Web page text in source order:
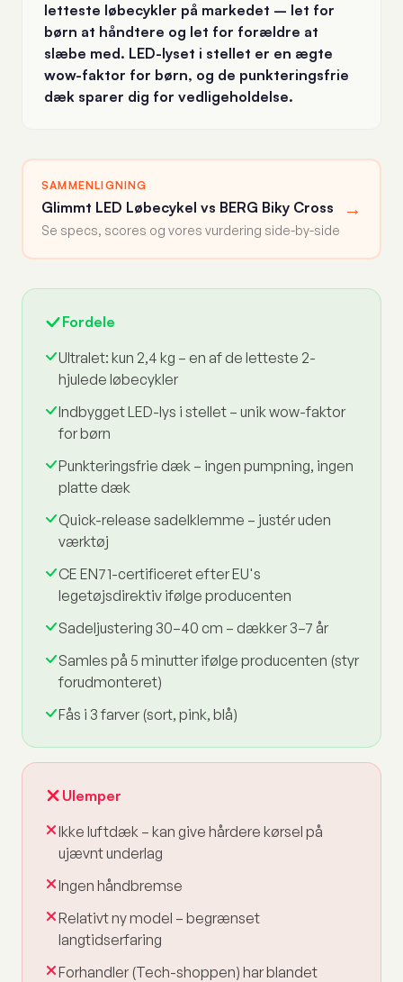
letteste løbecykler på markedet – let for
børn at håndtere og let for forældre at
slæbe med. LED-lyset i stellet er en ægte
wow-faktor for børn, og de punkteringsfrie
dæk sparer dig for vedligeholdelse.
SAMMENLIGNING
Glimmt LED Løbecykel vs BERG Biky Cross
Se specs, scores og vores vurdering side-by-side
→
Fordele
Ultralet: kun 2,4 kg – en af de letteste 2-
hjulede løbecykler
Indbygget LED-lys i stellet – unik wow-faktor
for børn
Punkteringsfrie dæk – ingen pumpning, ingen
platte dæk
Quick-release sadelklemme – justér uden
værktøj
CE EN71-certificeret efter EU's
legetøjsdirektiv ifølge producenten
Sadeljustering 30–40 cm – dækker 3–7 år
Samles på 5 minutter ifølge producenten (styr
forudmonteret)
Fås i 3 farver (sort, pink, blå)
Ulemper
Ikke luftdæk – kan give hårdere kørsel på
ujævnt underlag
Ingen håndbremse
Relativt ny model – begrænset
langtidserfaring
Forhandler (Tech-shoppen) har blandet